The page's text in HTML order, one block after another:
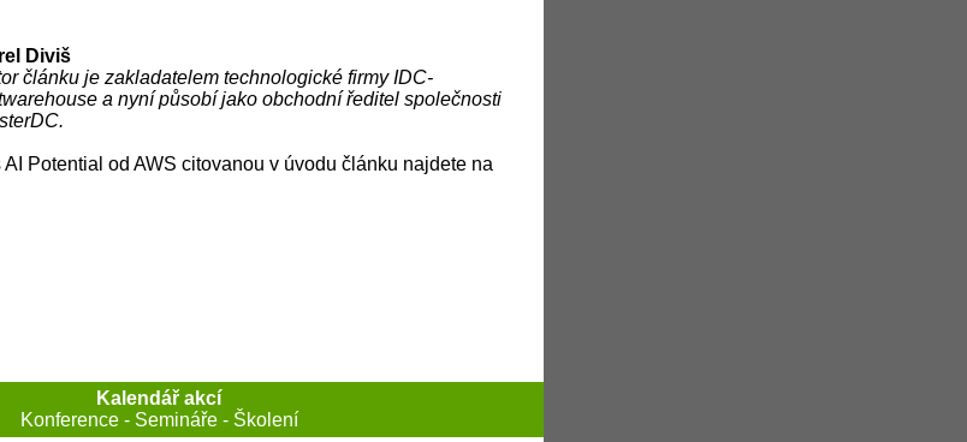
Diviš
článku je zakladatelem technologické firmy IDC-
a nyní působí jako obchodní ředitel společnosti
Potential od AWS citovanou v úvodu článku najdete na
Kalendář akcí
Konference - Semináře - Školení